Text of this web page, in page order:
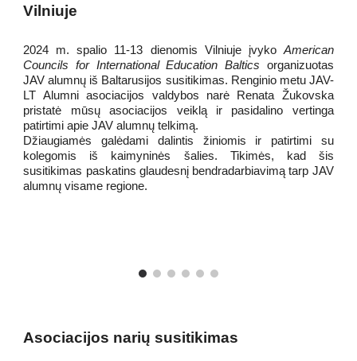
Vilniuje
2024 m. spalio 11-13 dienomis Vilniuje įvyko American
Councils for International Education Baltics organizuotas
JAV alumnų iš Baltarusijos susitikimas. Renginio metu JAV-
LT Alumni asociacijos valdybos narė Renata Žukovska
pristatė mūsų asociacijos veiklą ir pasidalino vertinga
patirtimi apie JAV alumnų telkimą.
Džiaugiamės galėdami dalintis žiniomis ir patirtimi su
kolegomis iš kaimyninės šalies. Tikimės, kad šis
susitikimas paskatins glaudesnį bendradarbiavimą tarp JAV
alumnų visame regione.
Asociacijos narių susitikimas